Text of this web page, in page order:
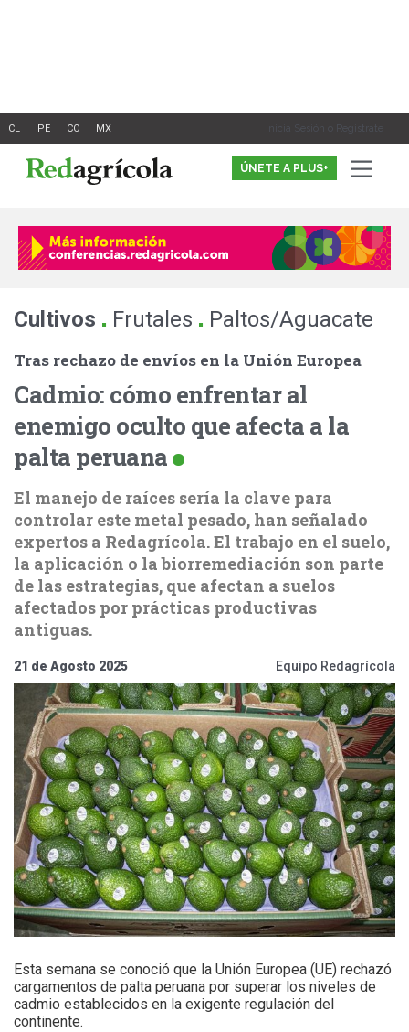
Inicia Sesión o Registrate
ÚNETE A PLUS+
Cultivos . Frutales . Paltos/Aguacate
Tras rechazo de envíos en la Unión Europea
Cadmio: cómo enfrentar al
enemigo oculto que afecta a la
palta peruana
El manejo de raíces sería la clave para
controlar este metal pesado, han señalado
expertos a Redagrícola. El trabajo en el suelo,
la aplicación o la biorremediación son parte
de las estrategias, que afectan a suelos
afectados por prácticas productivas
antiguas.
21 de Agosto 2025 Equipo Redagrícola
Esta semana se conoció que la Unión Europea (UE) rechazó
cargamentos de palta peruana por superar los niveles de
cadmio establecidos en la exigente regulación del
continente.